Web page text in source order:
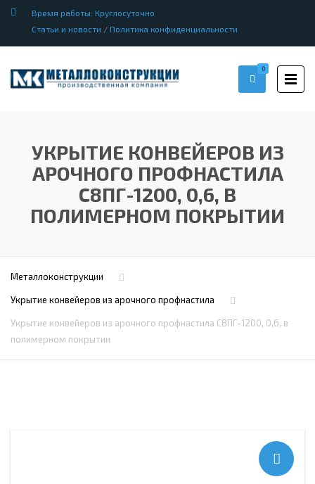
Время работы: Круглосуточно
Статьи и новости / Политика конфиденциальности
0
УКРЫТИЕ КОНВЕЙЕРОВ ИЗ
АРОЧНОГО ПРОФНАСТИЛА
С8ПГ-1200, 0,6, В
ПОЛИМЕРНОМ ПОКРЫТИИ
Металлоконструкции
Укрытие конвейеров из арочного профнастила
Укрытие конвейеров из арочного профнастила С8ПГ-1200, 0,6, в
полимерном покрытии